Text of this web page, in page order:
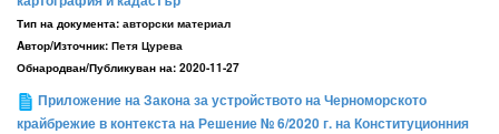
Тип на документа: авторски материал
Aвтор/Източник: Петя Цурева
Обнародван/Публикуван на: 2020-11-27
Приложение на Закона за устройството на Черноморското
крайбрежие в контекста на Решение № 6/2020 г. на Конституционния